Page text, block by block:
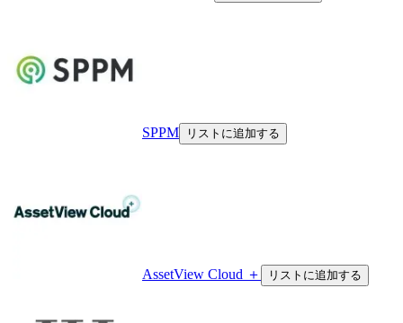
SPPM リストに追加する
AssetView Cloud ＋ リストに追加する